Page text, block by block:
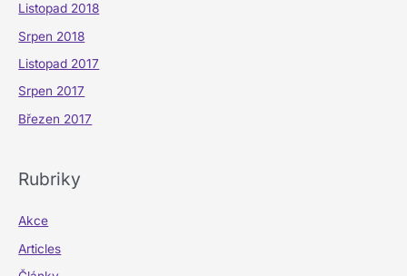
Listopad 2018
Srpen 2018
Listopad 2017
Srpen 2017
Březen 2017
Rubriky
Akce
Articles